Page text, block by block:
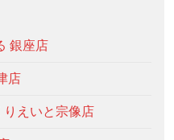
銀座店
店
りえいと宗像店